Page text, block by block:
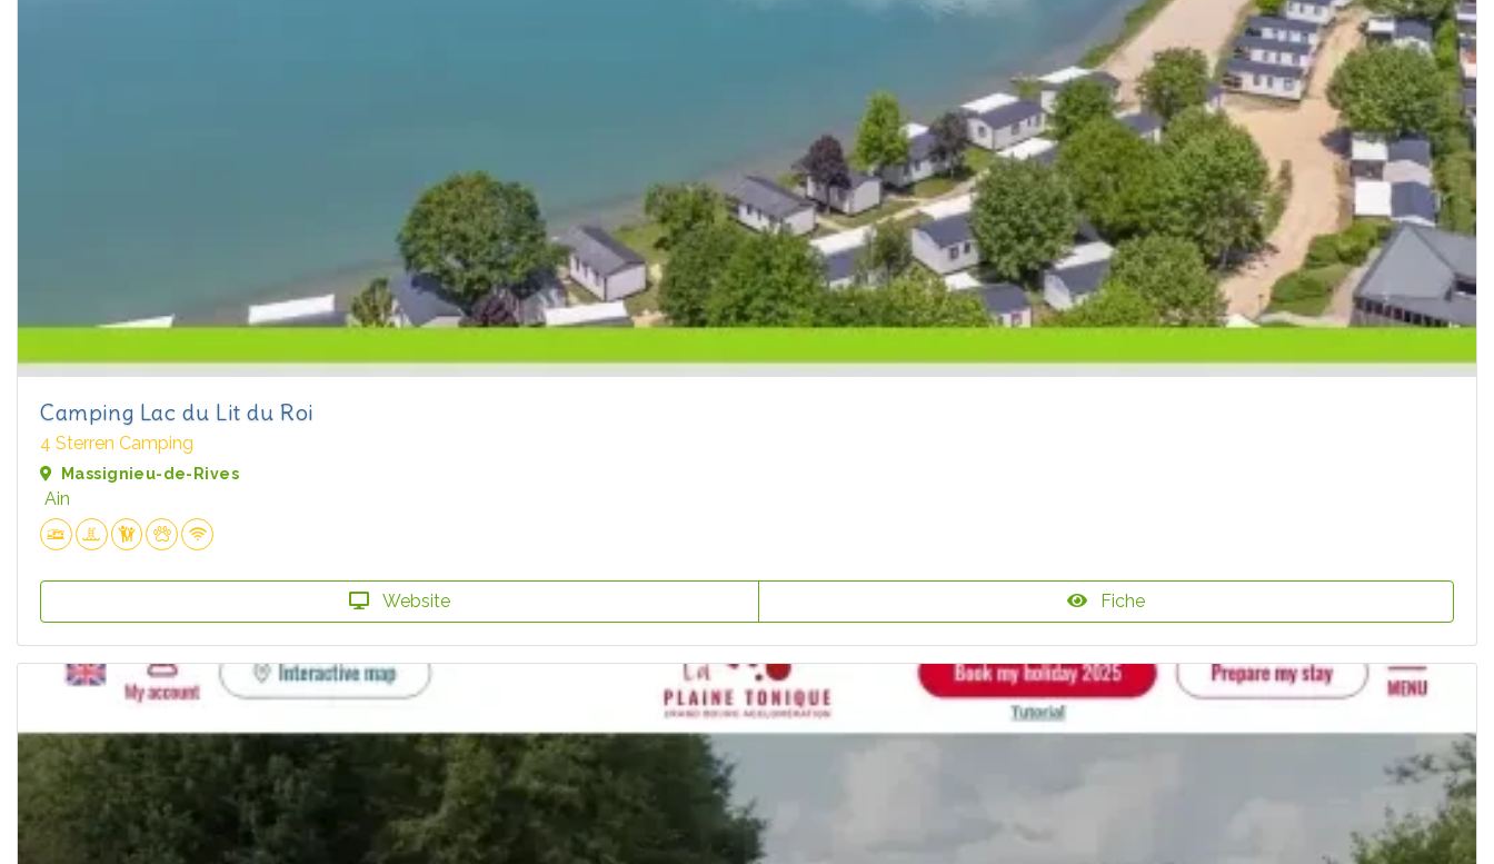
Camping Lac du Lit du Roi
4 Sterren Camping
Massignieu-de-Rives
Ain
Website Fiche